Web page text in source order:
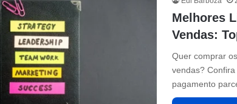
Melhores
Vendas:
Quer comprar
vendas?
pagamento